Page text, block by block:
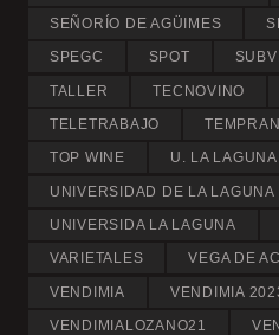
SEÑORÍO DE AGÜIMES
SPEGC SPOT
TALLER TECNOVINO
TELETRABAJO
TOP WINE U. LA LAGUNA
UNIVERSIDAD DE LA LAGUNA
UNIVERSIDA LA LAGUNA
VARIETALES VEGA DE
VENDIMIA VENDIMIA
VENDIMIALOZANO21